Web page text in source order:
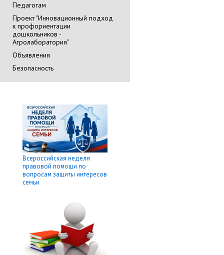
Педагогам
Проект "Инновационный подход
к профориентации
дошкольников -
Агролаборатория"
Объявления
Безопасность
Всероссийская неделя
правовой помощи по
вопросам защиты интересов
семьи